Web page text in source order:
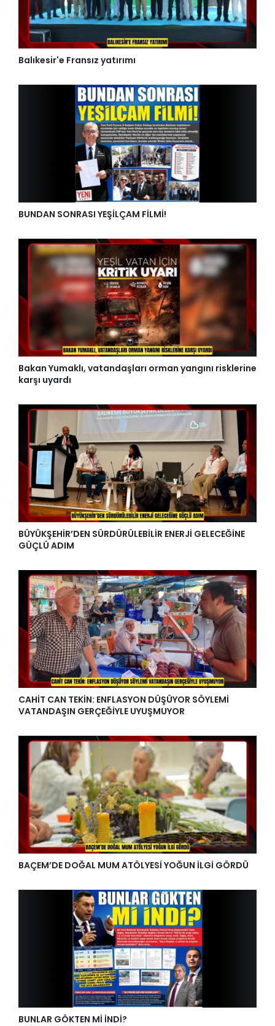
Balıkesir'e Fransız yatırımı
BUNDAN SONRASI YEŞİLÇAM FİLMİ!
Bakan Yumaklı, vatandaşları orman yangını risklerine
karşı uyardı
BÜYÜKŞEHİR’DEN SÜRDÜRÜLEBİLİR ENERJİ GELECEĞİNE
GÜÇLÜ ADIM
CAHİT CAN TEKİN: ENFLASYON DÜŞÜYOR SÖYLEMİ
VATANDAŞIN GERÇEĞİYLE UYUŞMUYOR
BAÇEM’DE DOĞAL MUM ATÖLYESİ YOĞUN İLGİ GÖRDÜ
BUNLAR GÖKTEN Mİ İNDİ?